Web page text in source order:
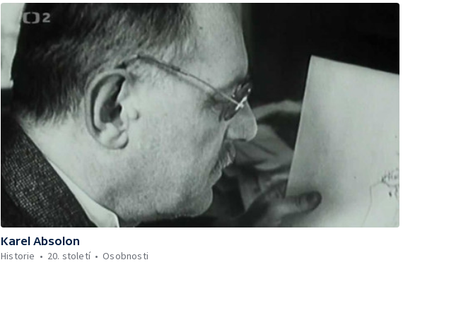
Karel Absolon
Historie
20. století Osobnosti